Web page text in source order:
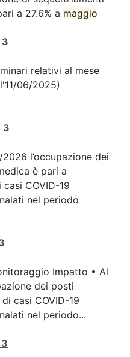
a 27.6% a maggio
3
relativi al mese
06/2025)
3
l’occupazione dei
è pari a
casi COVID-19
nel periodo
Impatto • Al
dei posti
casi COVID-19
nel periodo...